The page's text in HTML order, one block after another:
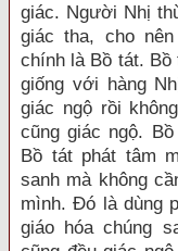
giác. Người Nhị
giác tha, cho
chính là Bồ tát.
giống với hàng
giác ngộ rồi
cũng giác ngộ.
Bồ tát phát tâm
sanh mà không
mình. Đó là dùng
giáo hóa chúng